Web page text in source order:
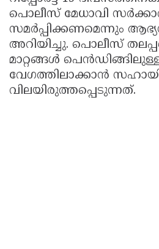
പൊലീസ് മേധാവി
സമർപ്പിക്കണമെന്നും
അറിയിച്ചു. പൊലീസ്
മാറ്റങ്ങൾ
വേഗത്തിലാക്കാൻ
വിലയിരുത്തപ്പെടുന്നത്.